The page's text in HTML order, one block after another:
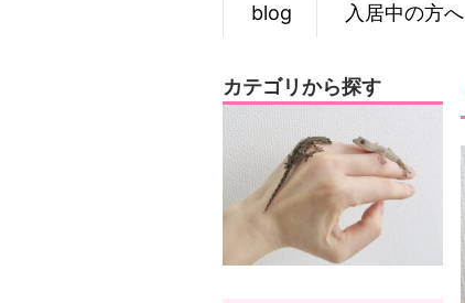
blog 入居中の方へ
カテゴリから探す